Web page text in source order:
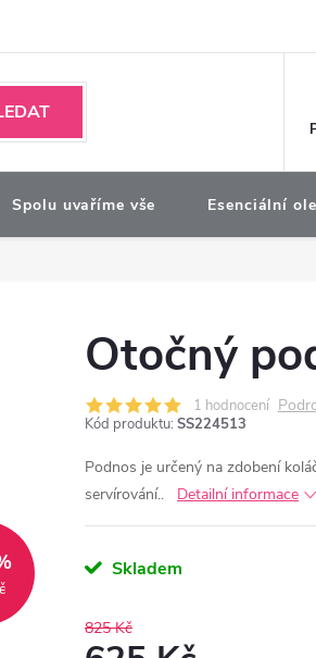
Spolu uvaříme vše Esenciální
Otočný
1 hodnocení
Kód produktu: SS224513
Podnos je určený na zdobení
servírování..
Detailní informace
Skladem
825 Kč